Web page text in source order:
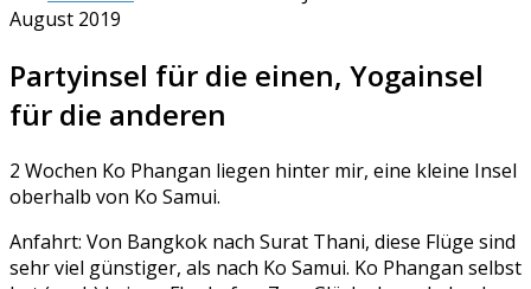
August 2019
Partyinsel für die einen, Yogainsel
für die anderen
2 Wochen Ko Phangan liegen hinter mir, eine kleine Insel
oberhalb von Ko Samui.
Anfahrt: Von Bangkok nach Surat Thani, diese Flüge sind
sehr viel günstiger, als nach Ko Samui. Ko Phangan selbst